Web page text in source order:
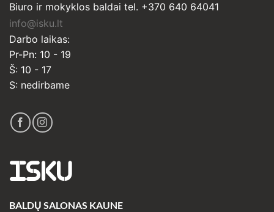
Biuro ir mokyklos baldai tel. +370 640 64041
info@isku.lt
Darbo laikas:
Pr-Pn: 10 - 19
Š: 10 - 17
S: nedirbame
ISKU
BALDŲ SALONAS KAUNE